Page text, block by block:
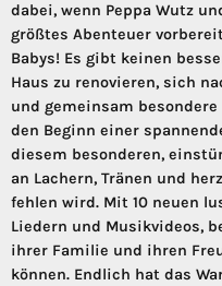
dabei, wenn Peppa Wutz
größtes Abenteuer
Babys! Es gibt keinen
Haus zu renovieren, sich
und gemeinsam
den Beginn einer
diesem besonderen,
an Lachern, Tränen und
fehlen wird. Mit 10 neuen
Liedern und Musikvideos,
ihrer Familie und ihren
können. Endlich hat das